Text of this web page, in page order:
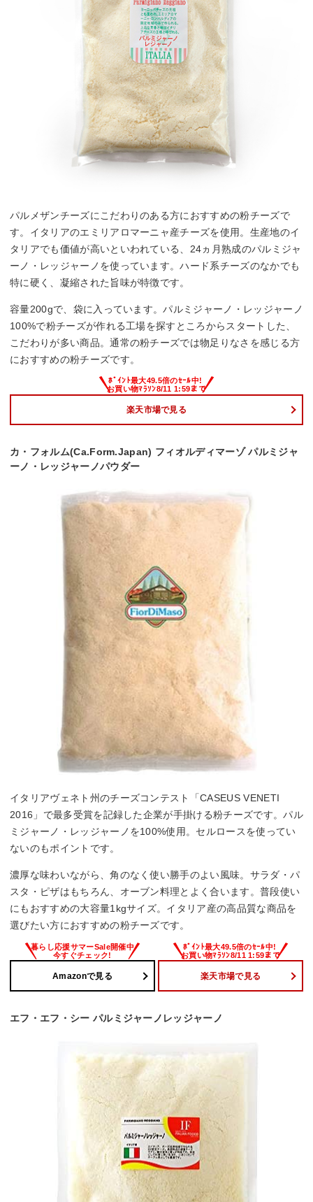
パルメザンチーズにこだわりのある方におすすめの粉チーズで
す。イタリアのエミリアロマーニャ産チーズを使用。生産地のイ
タリアでも価値が高いといわれている、24ヵ月熟成のパルミジャ
ーノ・レッジャーノを使っています。ハード系チーズのなかでも
特に硬く、凝縮された旨味が特徴です。
容量200gで、袋に入っています。パルミジャーノ・レッジャーノ
100%で粉チーズが作れる工場を探すところからスタートした、
こだわりが多い商品。通常の粉チーズでは物足りなさを感じる方
におすすめの粉チーズです。
楽天市場で見る
カ・フォルム(Ca.Form.Japan) フィオルディマーゾ パルミジャ
ーノ・レッジャーノパウダー
イタリアヴェネト州のチーズコンテスト「CASEUS VENETI
2016」で最多受賞を記録した企業が手掛ける粉チーズです。パル
ミジャーノ・レッジャーノを100%使用。セルロースを使ってい
ないのもポイントです。
濃厚な味わいながら、角のなく使い勝手のよい風味。サラダ・パ
スタ・ピザはもちろん、オーブン料理とよく合います。普段使い
にもおすすめの大容量1kgサイズ。イタリア産の高品質な商品を
選びたい方におすすめの粉チーズです。
Amazonで見る 楽天市場で見る
エフ・エフ・シー パルミジャーノレッジャーノ